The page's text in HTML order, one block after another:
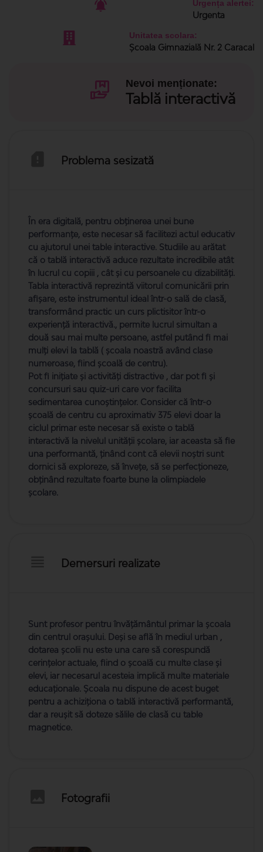
Urgența alertei:
Urgenta
Unitatea scolara:
Școala Gimnazială Nr. 2 Caracal
Nevoi menționate:
Tablă interactivă
Problema sesizată
În era digitală, pentru obținerea unei bune
performanțe, este necesar să facilitezi actul educativ
cu ajutorul unei table interactive. Studiile au arătat
că o tablă interactivă aduce rezultate incredibile atât
în lucrul cu copiii , cât și cu persoanele cu dizabilități.
Tabla interactivă reprezintă viitorul comunicării prin
afișare, este instrumentul ideal într-o sală de clasă,
transformând practic un curs plictisitor într-o
experiență interactivă., permite lucrul simultan a
două sau mai multe persoane, astfel putând fi mai
mulți elevi la tablă ( școala noastră având clase
numeroase, fiind școală de centru).
Pot fi inițiate și activități distractive , dar pot fi și
concursuri sau quiz-uri care vor facilita
sedimentarea cunoștințelor. Consider că într-o
școală de centru cu aproximativ 375 elevi doar la
ciclul primar este necesar să existe o tablă
interactivă la nivelul unității școlare, iar aceasta să fie
una performantă, ținând cont că elevii noștri sunt
dornici să exploreze, să învețe, să se perfecționeze,
obținând rezultate foarte bune la olimpiadele
școlare.
Demersuri realizate
Sunt profesor pentru învățământul primar la școala
din centrul orașului. Deși se află în mediul urban ,
dotarea școlii nu este una care să corespundă
cerințelor actuale, fiind o școală cu multe clase și
elevi, iar necesarul acesteia implică multe materiale
educaționale. Școala nu dispune de acest buget
pentru a achiziționa o tablă interactivă performantă,
dar a reușit să doteze sălile de clasă cu table
magnetice.
Fotografii